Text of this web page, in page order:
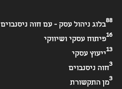
בלוג ניהול עסק - עם חוה ניסנבוים
88
פיתוח עסקי ושיווקי
16
ייעוץ עסקי
13
חוה ניסנבוים
3
מן התקשורת
3